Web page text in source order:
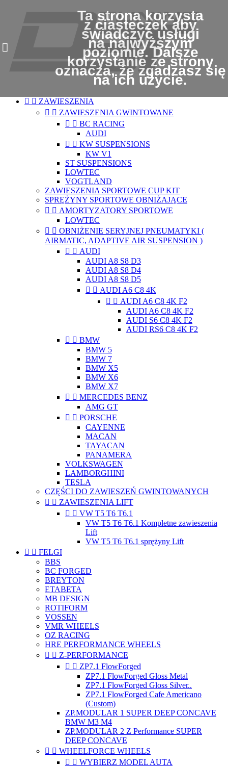
  ZAWIESZENIA
  ZAWIESZENIA GWINTOWANE
  BC RACING
AUDI
  KW SUSPENSIONS
KW V1
ST SUSPENSIONS
LOWTEC
VOGTLAND
ZAWIESZENIA SPORTOWE CUP KIT
SPRĘŻYNY SPORTOWE OBNIŻAJĄCE
  AMORTYZATORY SPORTOWE
LOWTEC
  OBNIŻENIE SERYJNEJ PNEUMATYKI (
AIRMATIC, ADAPTIVE AIR SUSPENSION )
  AUDI
AUDI A8 S8 D3
AUDI A8 S8 D4
AUDI A8 S8 D5
  AUDI A6 C8 4K
  AUDI A6 C8 4K F2
AUDI A6 C8 4K F2
AUDI S6 C8 4K F2
AUDI RS6 C8 4K F2
  BMW
BMW 5
BMW 7
BMW X5
BMW X6
BMW X7
  MERCEDES BENZ
AMG GT
  PORSCHE
CAYENNE
MACAN
TAYACAN
PANAMERA
VOLKSWAGEN
LAMBORGHINI
TESLA
CZĘŚCI DO ZAWIESZEŃ GWINTOWANYCH
  ZAWIESZENIA LIFT
  VW T5 T6 T6.1
VW T5 T6 T6.1 Kompletne zawieszenia
Lift
VW T5 T6 T6.1 sprężyny Lift
  FELGI
BBS
BC FORGED
BREYTON
ETABETA
MB DESIGN
ROTIFORM
VOSSEN
VMR WHEELS
OZ RACING
HRE PERFORMANCE WHEELS
  Z-PERFORMANCE
  ZP7.1 FlowForged
ZP7.1 FlowForged Gloss Metal
ZP7.1 FlowForged Gloss Silver..
ZP7.1 FlowForged Cafe Americano
(Custom)
ZP.MODULAR 1 SUPER DEEP CONCAVE
BMW M3 M4
ZP.MODULAR 2 Z Performance SUPER
DEEP CONCAVE
  WHEELFORCE WHEELS
  WYBIERZ MODEL AUTA
Ta strona korzysta
z ciasteczek aby
świadczyć usługi
na najwyższym
poziomie. Dalsze
korzystanie ze strony
oznacza, że zgadzasz się
na ich użycie.